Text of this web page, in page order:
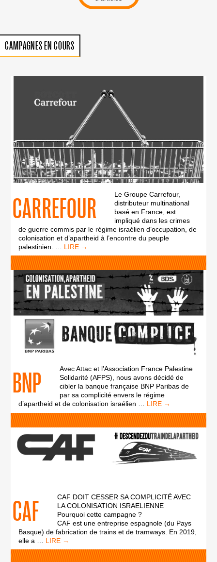
CAMPAGNES EN COURS
CARREFOUR
Le Groupe Carrefour,
distributeur multinational
basé en France, est
impliqué dans les crimes
de guerre commis par le régime israélien d’occupation, de
colonisation et d’apartheid à l’encontre du peuple
palestinien.
CARREFOUR
BNP
Avec Attac et l’Association France Palestine
Solidarité (AFPS), nous avons décidé de
cibler la banque française BNP Paribas de
par sa complicité envers le régime
d’apartheid et de colonisation israélien
BNP
CAF
CAF DOIT CESSER SA COMPLICITÉ AVEC
LA COLONISATION ISRAELIENNE
Pourquoi cette campagne ?
CAF est une entreprise espagnole (du Pays
Basque) de fabrication de trains et de tramways. En 2019,
elle a
CAF